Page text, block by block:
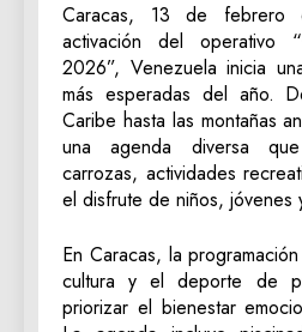
Caracas, 13 de
activación del operativo
2026”, Venezuela inicia
más esperadas del año.
Caribe hasta las montañas
una agenda diversa
carrozas, actividades
el disfrute de niños, jóvenes
En Caracas, la
cultura y el deporte de
priorizar el bienestar